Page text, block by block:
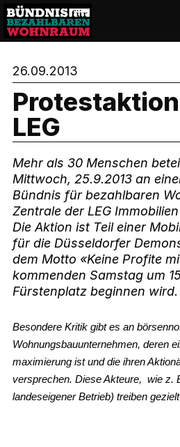
S
i
26.09.2013
LEG
Mehr als 30 Menschen
Mittwoch, 25.9.2013 an
Bündnis für bezahlbaren
Zentrale der LEG
Die Aktion ist Teil einer
für die Düsseldorfer
dem Motto «Keine Profite
kommenden Samstag um
Fürstenplatz beginnen wird.
Besondere Kritik gibt es an
Wohnungsbauunternehmen, deren
maximierung ist und die ihren
versprechen. Diese Akteure, wie z.
landeseigener Betrieb) treiben